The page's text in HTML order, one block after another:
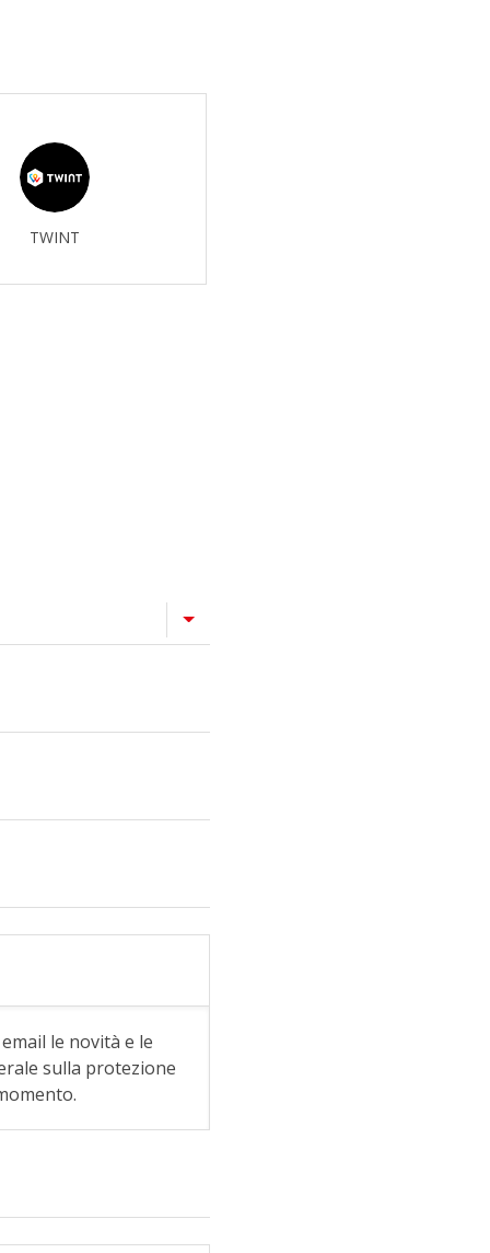
TWINT
le novità e le
sulla protezione